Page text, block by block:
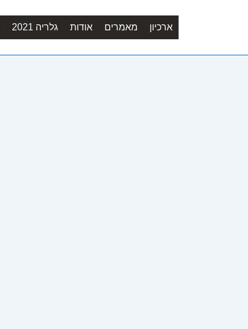
גלריה 2021 אודות מאמרים ארכיון